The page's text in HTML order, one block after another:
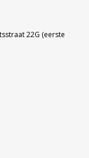
22G (eerste